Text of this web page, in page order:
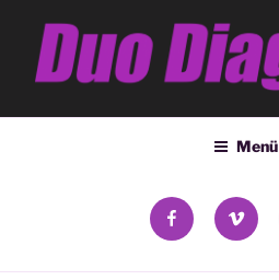
Inhalt
springen
DUO DIAGONAL
Menü
facebookvimeo